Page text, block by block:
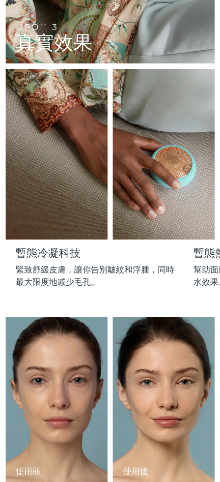
UFOTM 3
真實效果
暫態冷凝科技
緊致舒緩皮膚，讓你告別皺紋和浮腫，同時
最大限度地减少毛孔。
暫態
幫助
水效
使用前 使用後
LUNA™護膚
Premium cleansers & balm
LUNA™ 設備
All facial cleansing devices
面膜
Rejuvenation & hydration
UFO™ 設備
All deep facial hydration devices
issa™ Teeth Whitening Set
Dual LED + sonic device & 18% PAP gel
ISSA™ 設備
All silicone sonic toothbrushes
FAQ™ 103
Luxurious clinical anti-aging set
FAQ™ P1 Primer
Manuka honey primer
FAQ™護膚品
All FAQ™ skincare
FAQ™產品
All anti-aging treatments
FAQ™ 211
Anti-aging neck & décolleté LED mask
FAQ™ 221
Anti-aging LED hand mask
FAQ™護膚品
All FAQ™ skincare
FAQ™產品
All LED treatments
FAQ™ Scalp Serum
Scalp recovery probiotic serum
FAQ™護膚品
All FAQ™ skincare
FAQ™產品
All hair treatments
FAQ™ 502
Full-Spectrum Red Light Therapy
FAQ™ Red Light Serum
FAQ™ skincare
All FAQ™ skincare
FAQ™ products
All toning treatments
保健品
專業治療
脫毛
PEACH™ 2 Pro Max
Professional IPL hair removal device
PEACH™ 2
IPL hair removal
PEACH™ 2 go
Travel-friendly IPL hair removal
PEACH™ Cooling Prep Gel
Cooling IPL hair removal gel
身體護理
BEAR™ 2 body
Microcurrent body toning
LUNA™ 4 body
Massaging body brush
SUPERCHARGED™ serum
Firming body serum
痘肌護理
ESPADA™ 2 plus
Recurring acne LED therapy
ESPADA™ 2
Acne treatment device
ESPADA™ Blemish Solution
ESPADA™ 設備
All acne treatment devices
眼部護理
BEAR™ 2 eyes & lips
Microcurrent line smoothing device
IRIS™ 2
Rejuvenating eye massager
眼部護膚
眼部護理設備
All revitalizing eye massagers
毛孔護理
KIWI™ derma
Diamond microdermabrasion .
KIWI™
KIWI™ 皮肤护理
Advanced pore care essentials
護發
LUNA™ 4 hair
2-in-1 LED scalp massager
FLIP™ play advanced
LUNA™ Dual-Peptide Scalp
Serum
For healthy hair
牙齒美白
issa™ Teeth Whitening Gel
護膚品 男士
全部購買
FOREO APP
捷克 預計送達日期09/08/2026
丹麥 預計送達日期09/08/2026
愛沙尼亞 預計送達日期09/08/2026
芬蘭 預計送達日期
法國 預計送達日期
法屬玻里尼西亞 預計送達日期
德國 預計送達日期09/08/2026
直布羅陀 預計送達日期13/08/2026
希臘 預計送達日期09/08/2026
中國香港特別行政區 預計送達日期10/08/2026
預計送達日期09/08/2026
冰島 10/08/2026
印尼 07/08/2026
曼島 預計送達日期 11/08/2026
以色列 預計送達日期 13/08/2026
義大利 預計送達日期 09/08/2026
日本 12/08/2026
澤西島 預計送達日期14/08/2026
哈薩克 預計送達日期11/08/2026
科威特 預計送達日期 09/08/2026